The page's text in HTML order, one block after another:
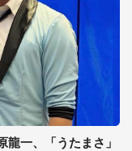
一、「うたまさ」